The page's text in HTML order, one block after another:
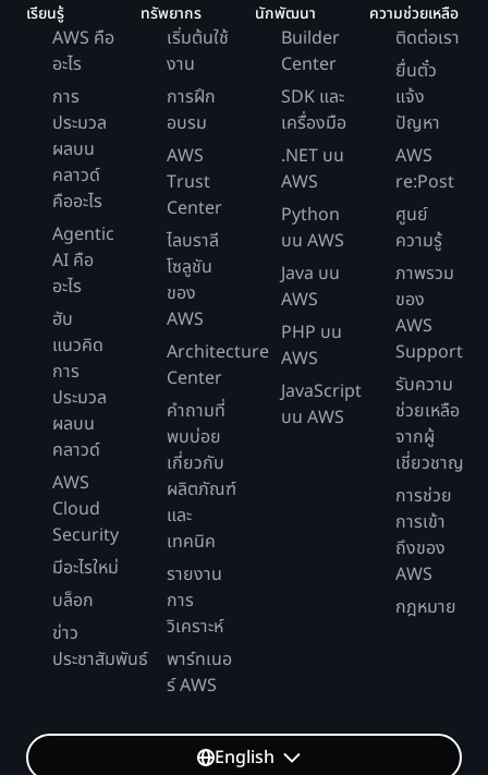
เรียนรู้
AWS คือ
อะไร
การ
ประมวล
ผลบน
คลาวด์
คืออะไร
Agentic
AI คือ
อะไร
ฮับ
แนวคิด
การ
ประมวล
ผลบน
คลาวด์
AWS
Cloud
Security
มีอะไรใหม่
บล็อก
ข่าว
ประชาสัมพันธ์
ทรัพยากร
เริ่มต้นใช้
งาน
การฝึก
อบรม
AWS
Trust
Center
ไลบราลี
โซลูชัน
ของ
AWS
Architecture
Center
คำถามที่
พบบ่อย
เกี่ยวกับ
ผลิตภัณฑ์
และ
เทคนิค
รายงาน
การ
วิเคราะห์
พาร์ทเนอ
ร์ AWS
นักพัฒนา
Builder
Center
SDK และ
เครื่องมือ
.NET บน
AWS
Python
บน AWS
Java บน
AWS
PHP บน
AWS
JavaScript
บน AWS
ความช่วยเหลือ
ติดต่อเรา
ยื่นตั๋ว
แจ้ง
ปัญหา
AWS
re:Post
ศูนย์
ความรู้
ภาพรวม
ของ
AWS
Support
รับความ
ช่วยเหลือ
จากผู้
เชี่ยวชาญ
การช่วย
การเข้า
ถึงของ
AWS
กฎหมาย
English